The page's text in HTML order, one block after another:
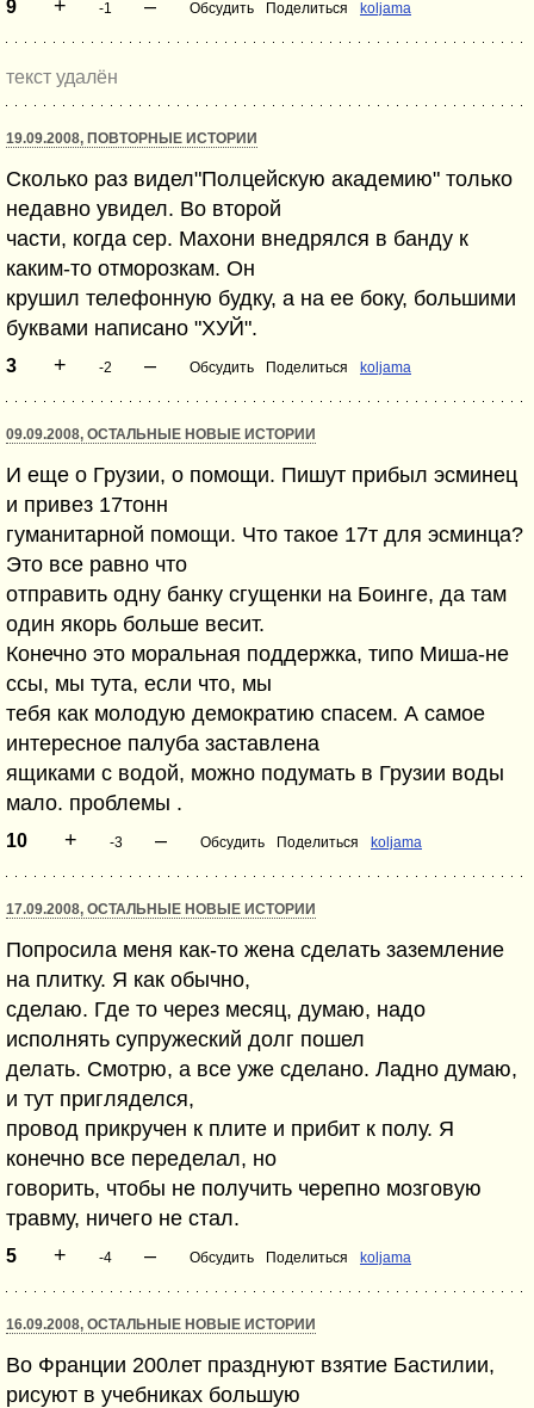
9 + -1 – Обсудить Поделиться koljama
текст удалён
19.09.2008, ПОВТОРНЫЕ ИСТОРИИ
Сколько раз видел"Полцейскую академию" только
недавно увидел. Во второй
части, когда сер. Махони внедрялся в банду к
каким-то отморозкам. Он
крушил телефонную будку, а на ее боку, большими
буквами написано "ХУЙ".
3 + -2 – Обсудить Поделиться koljama
09.09.2008, ОСТАЛЬНЫЕ НОВЫЕ ИСТОРИИ
И еще о Грузии, о помощи. Пишут прибыл эсминец
и привез 17тонн
гуманитарной помощи. Что такое 17т для эсминца?
Это все равно что
отправить одну банку сгущенки на Боинге, да там
один якорь больше весит.
Конечно это моральная поддержка, типо Миша-не
ссы, мы тута, если что, мы
тебя как молодую демократию спасем. А самое
интересное палуба заставлена
ящиками с водой, можно подумать в Грузии воды
мало. проблемы .
10 + -3 – Обсудить Поделиться koljama
17.09.2008, ОСТАЛЬНЫЕ НОВЫЕ ИСТОРИИ
Попросила меня как-то жена сделать заземление
на плитку. Я как обычно,
сделаю. Где то через месяц, думаю, надо
исполнять супружеский долг пошел
делать. Смотрю, а все уже сделано. Ладно думаю,
и тут пригляделся,
провод прикручен к плите и прибит к полу. Я
конечно все переделал, но
говорить, чтобы не получить черепно мозговую
травму, ничего не стал.
5 + -4 – Обсудить Поделиться koljama
16.09.2008, ОСТАЛЬНЫЕ НОВЫЕ ИСТОРИИ
Во Франции 200лет празднуют взятие Бастилии,
рисуют в учебниках большую